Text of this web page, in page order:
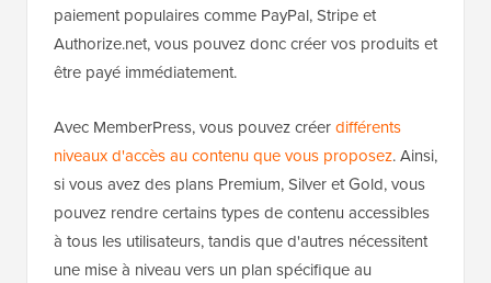
paiement populaires comme PayPal, Stripe et
Authorize.net, vous pouvez donc créer vos produits et
être payé immédiatement.
Avec MemberPress, vous pouvez créerdifférents
niveaux d'accès au contenu que vous proposez. Ainsi,
si vous avez des plans Premium, Silver et Gold, vous
pouvez rendre certains types de contenu accessibles
à tous les utilisateurs, tandis que d'autres nécessitent
une mise à niveau vers un plan spécifique au